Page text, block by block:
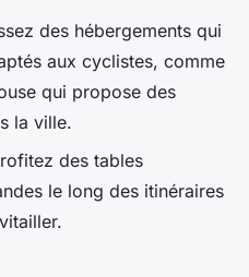
des hébergements qui
aux cyclistes, comme
qui propose des
la ville.
des tables
le long des itinéraires